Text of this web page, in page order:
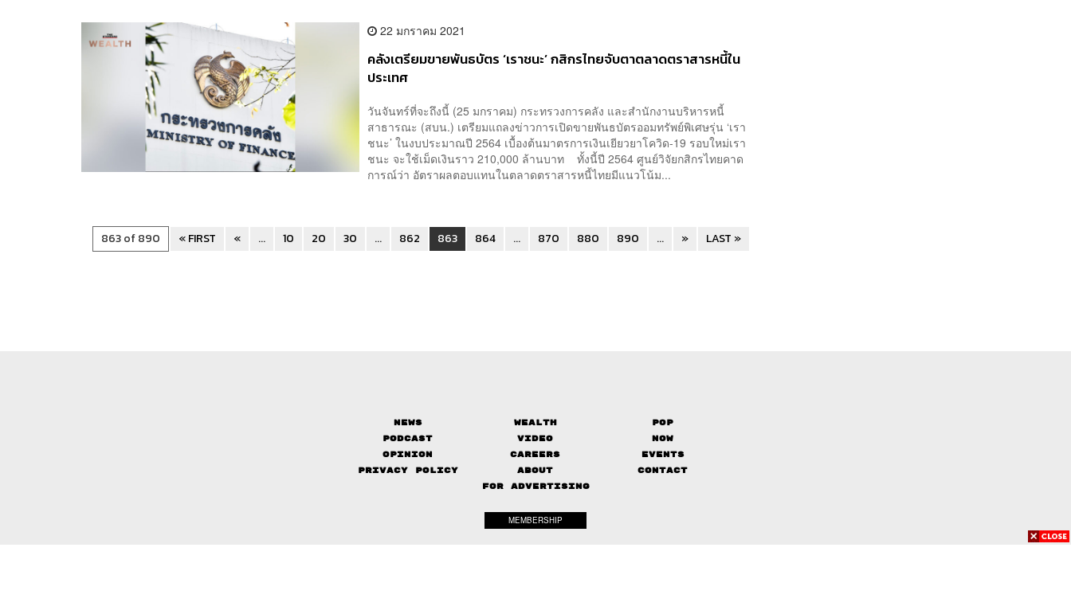
22 มกราคม 2021
คลังเตรียมขายพันธบัตร ‘เราชนะ’ กสิกรไทยจับตาตลาดตราสารหนี้ใน
ประเทศ
วันจันทร์ที่จะถึงนี้ (25 มกราคม) กระทรวงการคลัง และสำนักงานบริหารหนี้
สาธารณะ (สบน.) เตรียมแถลงข่าวการเปิดขายพันธบัตรออมทรัพย์พิเศษรุ่น ‘เรา
ชนะ’ ในงบประมาณปี 2564 เบื้องต้นมาตรการเงินเยียวยาโควิด-19 รอบใหม่เรา
ชนะ จะใช้เม็ดเงินราว 210,000 ล้านบาท ทั้งนี้ปี 2564 ศูนย์วิจัยกสิกรไทยคาด
การณ์ว่า อัตราผลตอบแทนในตลาดตราสารหนี้ไทยมีแนวโน้ม...
863 of 890 « FIRST « ... 10 20 30 ... 862 863 864 ... 870 880 890 ... » LAST »
News Wealth
Pop
Podcast
Video
Now
Opinion
Careers
Events
Privacy Policy
About
Contact
FOR ADVERTISING
MEMBERSHIP